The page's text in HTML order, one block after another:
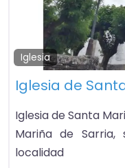
Iglesia
Iglesia de
Iglesia de Santa
Mariña de
localidad